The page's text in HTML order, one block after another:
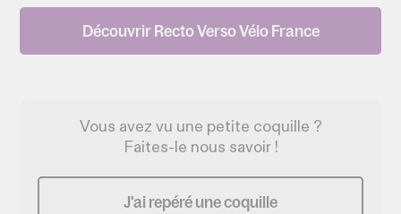
Découvrir Recto Verso Vélo France
Vous avez vu une petite coquille ?
Faites-le nous savoir !
J'ai repéré une coquille